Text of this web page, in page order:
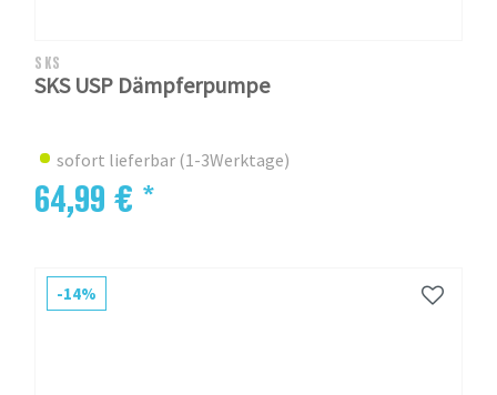
SKS
SKS USP Dämpferpumpe
sofort lieferbar (1-3Werktage)
64,99 € *
-14%